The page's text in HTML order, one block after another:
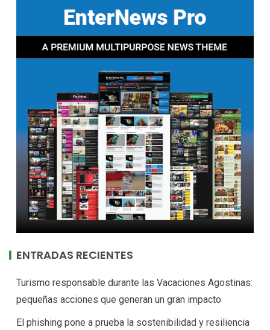
ENTRADAS RECIENTES
Turismo responsable durante las Vacaciones Agostinas:
pequeñas acciones que generan un gran impacto
El phishing pone a prueba la sostenibilidad y resiliencia